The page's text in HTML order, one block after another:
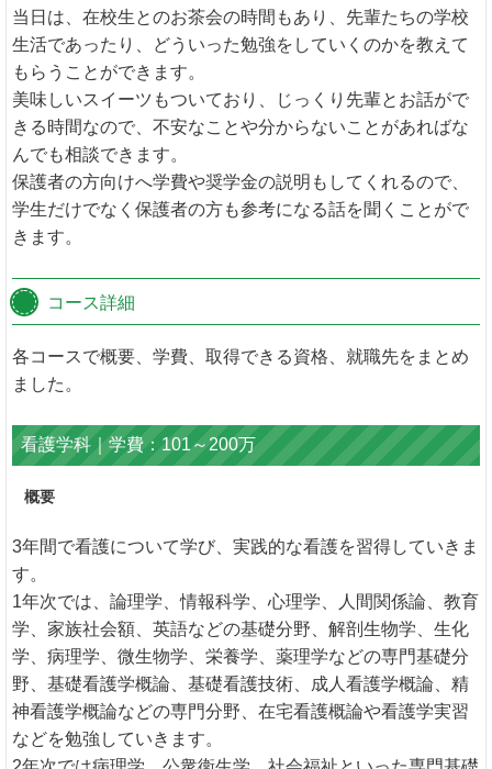
当日は、在校生とのお茶会の時間もあり、先輩たちの学校
生活であったり、どういった勉強をしていくのかを教えて
もらうことができます。
美味しいスイーツもついており、じっくり先輩とお話がで
きる時間なので、不安なことや分からないことがあればな
んでも相談できます。
保護者の方向けへ学費や奨学金の説明もしてくれるので、
学生だけでなく保護者の方も参考になる話を聞くことがで
きます。
コース詳細
各コースで概要、学費、取得できる資格、就職先をまとめ
ました。
看護学科｜学費：101～200万
概要
3年間で看護について学び、実践的な看護を習得していきま
す。
1年次では、論理学、情報科学、心理学、人間関係論、教育
学、家族社会額、英語などの基礎分野、解剖生物学、生化
学、病理学、微生物学、栄養学、薬理学などの専門基礎分
野、基礎看護学概論、基礎看護技術、成人看護学概論、精
神看護学概論などの専門分野、在宅看護概論や看護学実習
などを勉強していきます。